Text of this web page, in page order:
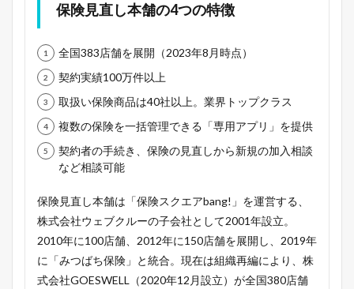
保険見直し本舗の4つの特徴
全国383店舗を展開（2023年8月時点）
契約実績100万件以上
取扱い保険商品は40社以上。業界トップクラス
複数の保険を一括管理できる「専用アプリ」を提供
契約者の手続き、保険の見直しから新規の加入相談
など相談可能
保険見直し本舗は「保険スクエアbang!」を運営する、
株式会社ウェブクルーの子会社として2001年設立。
2010年に100店舗、2012年に150店舗を展開し、2019年
に「みつばち保険」と統合。現在は組織再編により、株
式会社GOESWELL（2020年12月設立）が全国380店舗